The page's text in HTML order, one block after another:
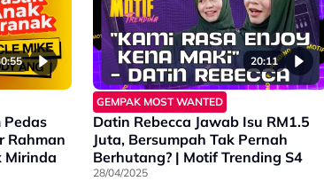
Pedas
Rahman
Mirinda
20:11
GEMPAK MOST WANTED
Datin Rebecca Jawab Isu RM1.5
Juta, Bersumpah Tak Pernah
Berhutang? | Motif Trending S4
28/04/2025